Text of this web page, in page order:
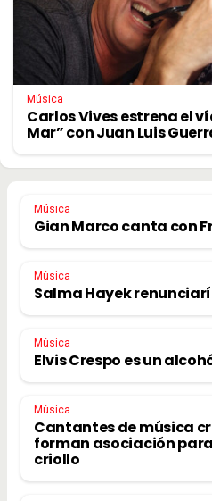
Música
Carlos Vives estrena el
Mar” con Juan Luis
Música
Gian Marco canta con
Música
Salma Hayek
Música
Elvis Crespo es un
Música
Cantantes de música
forman asociación
criollo